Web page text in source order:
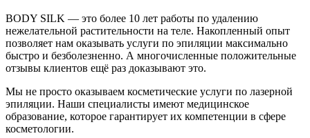
BODY SILK — это более 10 лет работы по удалению
нежелательной растительности на теле. Накопленный опыт
позволяет нам оказывать услуги по эпиляции максимально
быстро и безболезненно. А многочисленные положительные
отзывы клиентов ещё раз доказывают это.
Мы не просто оказываем косметические услуги по лазерной
эпиляции. Наши специалисты имеют медицинское
образование, которое гарантирует их компетенции в сфере
косметологии.